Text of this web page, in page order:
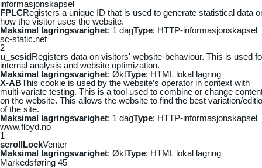
informasjonskapsel
FPLCRegisters a unique ID that is used to generate statistical data
how the visitor uses the website.
Maksimal lagringsvarighet: 1 dagType: HTTP-informasjonskapsel
sc-static.net
2
u_scsidRegisters data on visitors' website-behaviour. This is used
internal analysis and website optimization.
Maksimal lagringsvarighet: ØktType: HTML lokal lagring
X-ABThis cookie is used by the website’s operator in context with
multi-variate testing. This is a tool used to combine or change
on the website. This allows the website to find the best variation/
of the site.
Maksimal lagringsvarighet: 1 dagType: HTTP-informasjonskapsel
www.floyd.no
1
scrollLockVenter
Maksimal lagringsvarighet: ØktType: HTML lokal lagring
Markedsføring 45